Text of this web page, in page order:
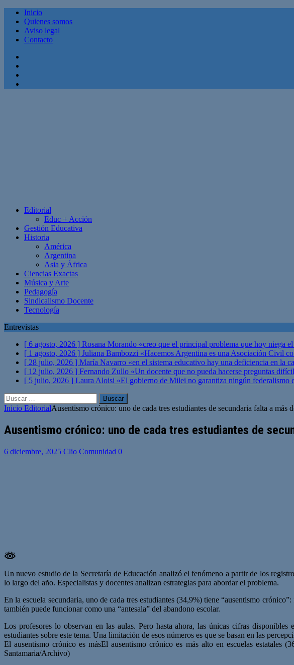
Inicio
Quienes somos
Aviso legal
Contacto
Editorial
Educ + Acción
Gestión Educativa
Historia
América
Argentina
Asia y África
Ciencias Exactas
Música y Arte
Pedagogía
Sindicalismo Docente
Tecnología
Entrevistas
[ 6 agosto, 2026 ] Rosana Morando «creo que el principal problema que hoy niega
[ 1 agosto, 2026 ] Juliana Bambozzi «Hacemos Argentina es una Asociación Civil
[ 28 julio, 2026 ] María Navarro «en el sistema educativo hay una deficiencia en la
[ 12 julio, 2026 ] Fernando Zullo «Un docente que no pueda hacerse preguntas
[ 5 julio, 2026 ] Laura Aloisi «El gobierno de Milei no garantiza ningún federalismo
Buscar:
Inicio EditorialAusentismo crónico: uno de cada tres estudiantes de secundaria falta a más
Ausentismo crónico: uno de cada tres estudiantes de
6 diciembre, 2025 Clio Comunidad 0
Un nuevo estudio de la Secretaría de Educación analizó el fenómeno a partir de los
lo largo del año. Especialistas y docentes analizan estrategias para abordar el problema.
En la escuela secundaria, uno de cada tres estudiantes (34,9%) tiene “ausentismo
también puede funcionar como una “antesala” del abandono escolar.
Los profesores lo observan en las aulas. Pero hasta ahora, las únicas cifras
estudiantes sobre este tema. Una limitación de esos números es que se basan en las
El ausentismo crónico es másEl ausentismo crónico es más alto en escuelas
Santamaria/Archivo)